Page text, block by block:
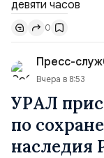
под флагом
порта Самсун в
Ранены...
0
Пресс-
Вчера в 8:53
УРАЛ
по
наследия
бизнеса —
Любая
развитие
внедрение
работы
Спасибо, что